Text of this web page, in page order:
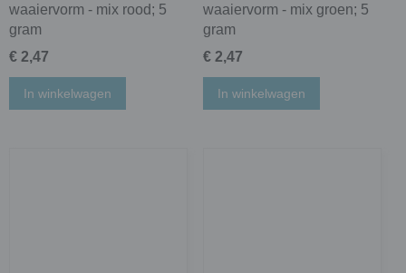
waaiervorm - mix rood; 5
gram
€ 2,47
In winkelwagen
waaiervorm - mix groen; 5
gram
€ 2,47
In winkelwagen